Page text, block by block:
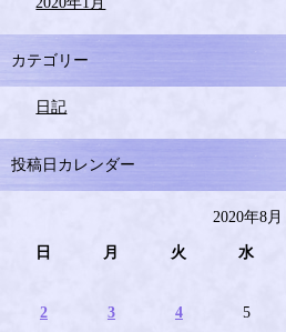
カテゴリー
日記
投稿日カレンダー
2020年8月
日 月 火 水
2
3 4 5